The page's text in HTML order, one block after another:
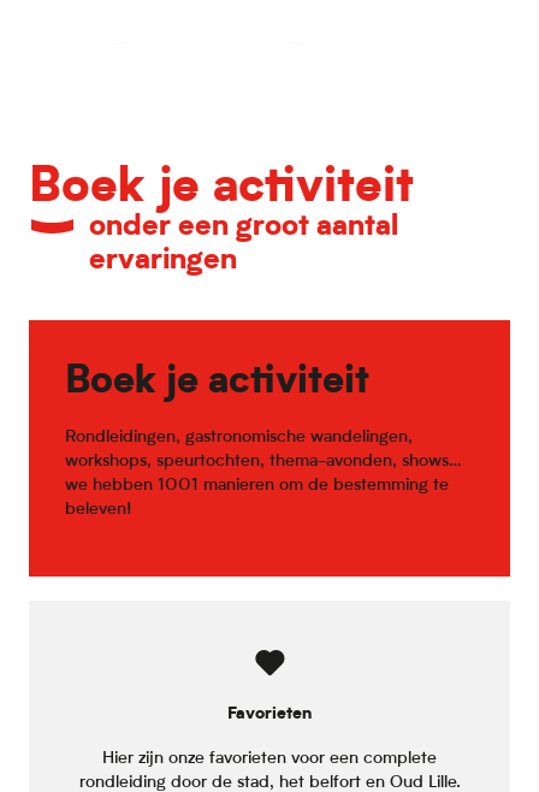
Boek je activiteit
onder een groot aantal
ervaringen
Boek je activiteit
Rondleidingen, gastronomische wandelingen,
workshops, speurtochten, thema-avonden, shows…
we hebben 1001 manieren om de bestemming te
beleven!
Favorieten
Hier zijn onze favorieten voor een complete
rondleiding door de stad, het belfort en Oud Lille.